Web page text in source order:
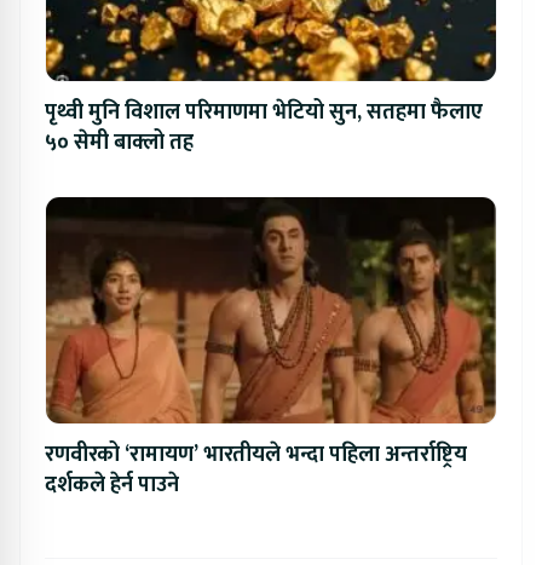
पृथ्वी मुनि विशाल परिमाणमा भेटियो सुन, सतहमा फैलाए
५० सेमी बाक्लो तह
रणवीरको ‘रामायण’ भारतीयले भन्दा पहिला अन्तर्राष्ट्रिय
दर्शकले हेर्न पाउने